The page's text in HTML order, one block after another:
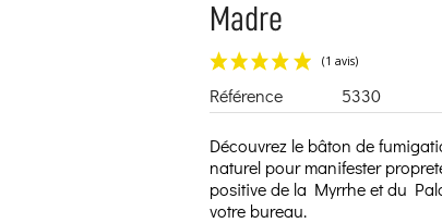
Madre
Référence 5330
Découvrez le bâton de
naturel pour manifester
positive de la Myrrhe et du
votre bureau.